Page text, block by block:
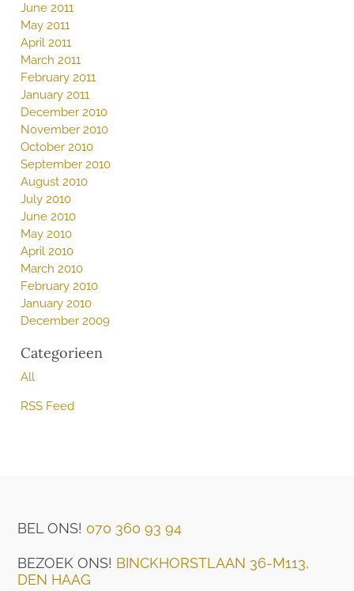
June 2011
May 2011
April 2011
March 2011
February 2011
January 2011
December 2010
November 2010
October 2010
September 2010
August 2010
July 2010
June 2010
May 2010
April 2010
March 2010
February 2010
January 2010
December 2009
Categorieen
All
RSS Feed
BEL ONS! 070 360 93 94
BEZOEK ONS! BINCKHORSTLAAN 36-M113,
DEN HAAG